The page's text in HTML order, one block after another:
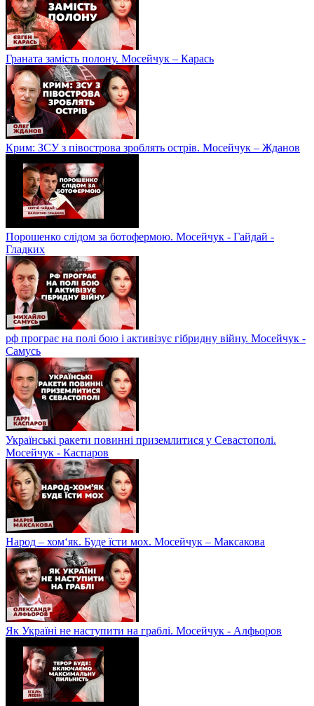
Граната замість полону. Мосейчук – Карась
Крим: ЗСУ з півострова зроблять острів. Мосейчук – Жданов
Порошенко слідом за ботофермою. Мосейчук - Гайдай -
Гладких
рф програє на полі бою і активізує гібридну війну. Мосейчук -
Самусь
Українські ракети повинні приземлитися у Севастополі.
Мосейчук - Каспаров
Народ – хом‘як. Буде їсти мох. Мосейчук – Максакова
Як Україні не наступити на граблі. Мосейчук - Алфьоров